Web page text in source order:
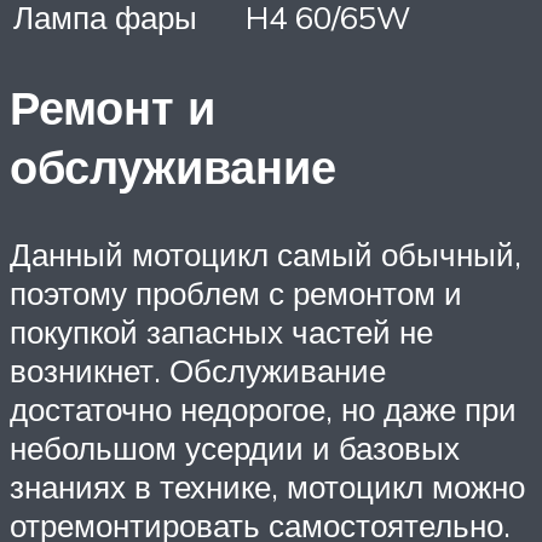
Лампа фары H4 60/65W
Ремонт и
обслуживание
Данный мотоцикл самый обычный,
поэтому проблем с ремонтом и
покупкой запасных частей не
возникнет. Обслуживание
достаточно недорогое, но даже при
небольшом усердии и базовых
знаниях в технике, мотоцикл можно
отремонтировать самостоятельно.